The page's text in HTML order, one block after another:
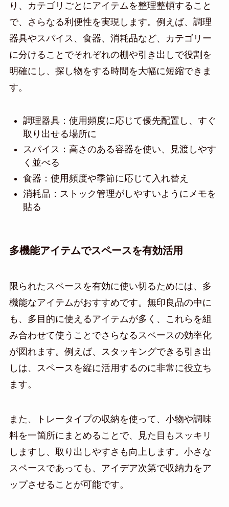
り、カテゴリごとにアイテムを整理整頓すること
で、さらなる利便性を実現します。例えば、調理
器具やスパイス、食器、消耗品など、カテゴリー
に分けることでそれぞれの棚や引き出しで役割を
明確にし、探し物をする時間を大幅に短縮できま
す。
調理器具：使用頻度に応じて優先配置し、すぐ
取り出せる場所に
スパイス：高さのある容器を使い、見渡しやす
く並べる
食器：使用頻度や季節に応じて入れ替え
消耗品：ストック管理がしやすいようにメモを
貼る
多機能アイテムでスペースを有効活用
限られたスペースを有効に使い切るためには、多
機能なアイテムがおすすめです。無印良品の中に
も、多目的に使えるアイテムが多く、これらを組
み合わせて使うことでさらなるスペースの効率化
が図れます。例えば、スタッキングできる引き出
しは、スペースを縦に活用するのに非常に役立ち
ます。
また、トレータイプの収納を使って、小物や調味
料を一箇所にまとめることで、見た目もスッキリ
しますし、取り出しやすさも向上します。小さな
スペースであっても、アイデア次第で収納力をア
ップさせることが可能です。